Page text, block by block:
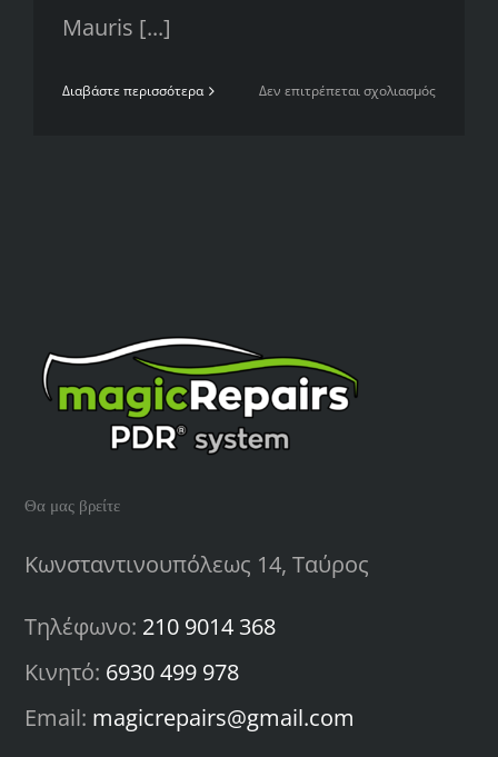
Mauris [...]
Διαβάστε περισσότερα Δεν επιτρέπεται σχολιασμόςστο
Θα μας βρείτε
Κωνσταντινουπόλεως 14, Ταύρος
Τηλέφωνο: 210 9014 368
Κινητό: 6930 499 978
Email: magicrepairs@gmail.com